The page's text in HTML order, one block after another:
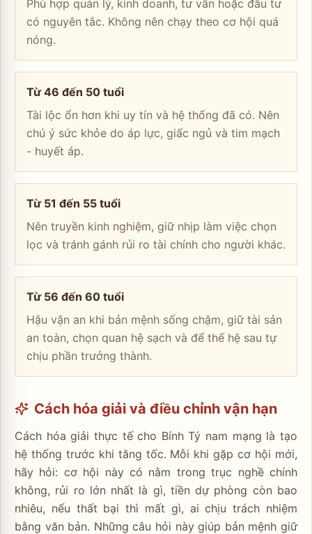
Phù hợp quản lý, kinh doanh, tư vấn hoặc đầu tư
có nguyên tắc. Không nên chạy theo cơ hội quá
nóng.
Từ 46 đến 50 tuổi
Tài lộc ổn hơn khi uy tín và hệ thống đã có. Nên
chú ý sức khỏe do áp lực, giấc ngủ và tim mạch
- huyết áp.
Từ 51 đến 55 tuổi
Nên truyền kinh nghiệm, giữ nhịp làm việc chọn
lọc và tránh gánh rủi ro tài chính cho người khác.
Từ 56 đến 60 tuổi
Hậu vận an khi bản mệnh sống chậm, giữ tài sản
an toàn, chọn quan hệ sạch và để thế hệ sau tự
chịu phần trưởng thành.
Cách hóa giải và điều chỉnh vận hạn
Cách hóa giải thực tế cho Bính Tý nam mạng là tạo
hệ thống trước khi tăng tốc. Mỗi khi gặp cơ hội mới,
hãy hỏi: cơ hội này có nằm trong trục nghề chính
không, rủi ro lớn nhất là gì, tiền dự phòng còn bao
nhiêu, nếu thất bại thì mất gì, ai chịu trách nhiệm
bằng văn bản. Những câu hỏi này giúp bản mệnh giữ